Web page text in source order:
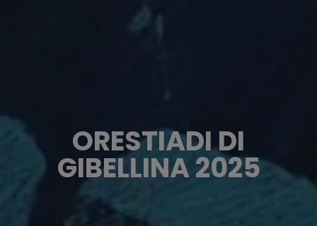
ORESTIADI DI
GIBELLINA 2025